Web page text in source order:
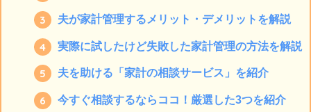
夫が家計管理するメリット・デメリットを解説
実際に試したけど失敗した家計管理の方法を解説
夫を助ける「家計の相談サービス」を紹介
今すぐ相談するならココ！厳選した3つを紹介